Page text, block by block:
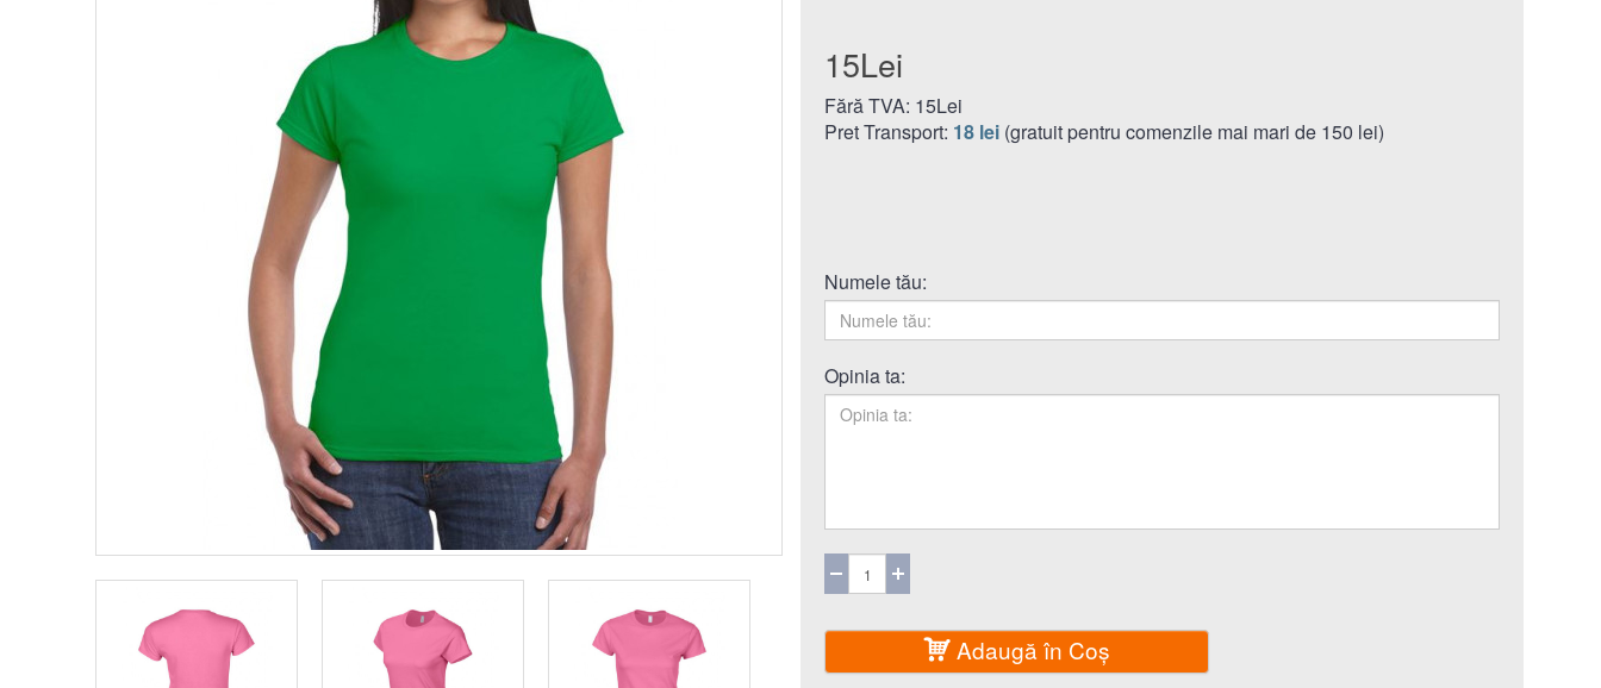
15Lei
Fără TVA: 15Lei
Pret Transport: 18 lei (gratuit pentru comenzile mai mari de 150 lei)
Numele tău:
Opinia ta:
Adaugă în Coş